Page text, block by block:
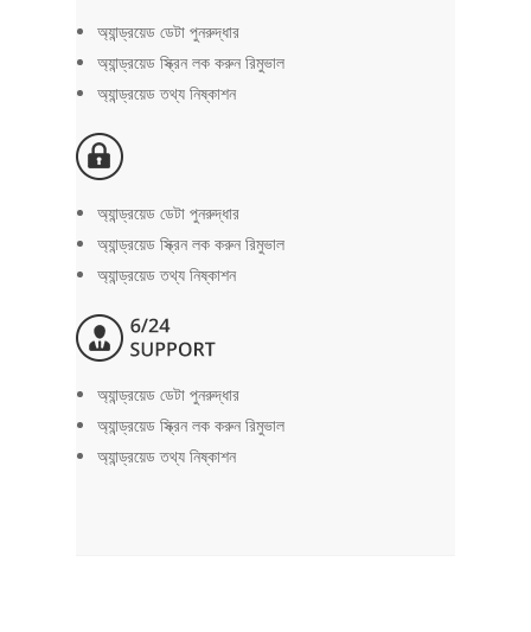
অ্যান্ড্রয়েড ডেটা পুনরুদ্ধার
অ্যান্ড্রয়েড স্ক্রিন লক করুন রিমুভাল
অ্যান্ড্রয়েড তথ্য নিষ্কাশন
অ্যান্ড্রয়েড ডেটা পুনরুদ্ধার
অ্যান্ড্রয়েড স্ক্রিন লক করুন রিমুভাল
অ্যান্ড্রয়েড তথ্য নিষ্কাশন
অ্যান্ড্রয়েড ডেটা পুনরুদ্ধার
অ্যান্ড্রয়েড স্ক্রিন লক করুন রিমুভাল
অ্যান্ড্রয়েড তথ্য নিষ্কাশন